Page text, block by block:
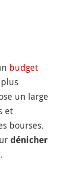
budget
un large
et
bourses.
dénicher
.